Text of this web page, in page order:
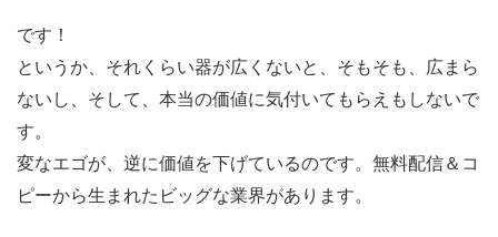
ば、
観は
るも
の。
です！
というか、それくらい器が広くないと、そもそも、広まら
ないし、そして、本当の価値に気付いてもらえもしないで
す。
変なエゴが、逆に価値を下げているのです。無料配信＆コ
ピーから生まれたビッグな業界があります。